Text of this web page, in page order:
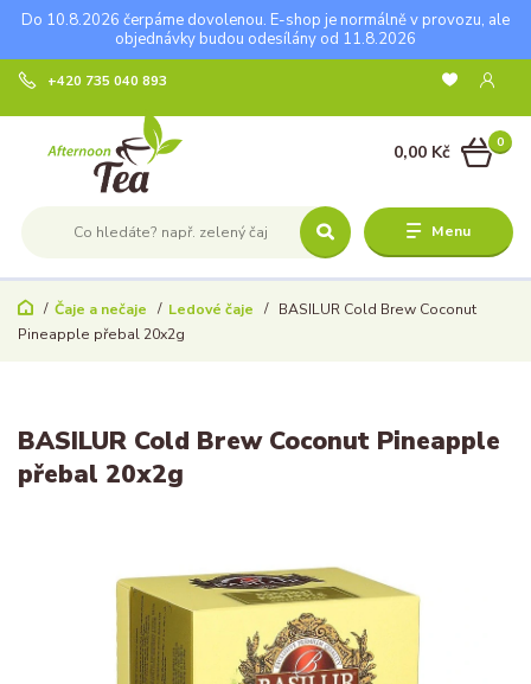
Do 10.8.2026 čerpáme dovolenou. E-shop je normálně v provozu, ale
objednávky budou odesílány od 11.8.2026
Menu
+420 735 040 893
0
0,00 Kč
Čaje a nečaje Ledové čaje
BASILUR Cold Brew Coconut
Pineapple přebal 20x2g
BASILUR Cold Brew Coconut Pineapple
přebal 20x2g